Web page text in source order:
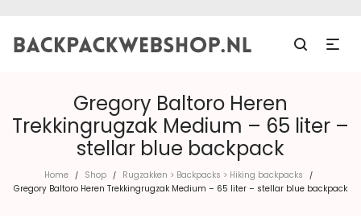
Gregory Baltoro Heren
Trekkingrugzak Medium – 65 liter –
stellar blue backpack
Home / Shop / Rugzakken > Backpacks > Hiking backpacks /
Gregory Baltoro Heren Trekkingrugzak Medium – 65 liter – stellar blue backpack